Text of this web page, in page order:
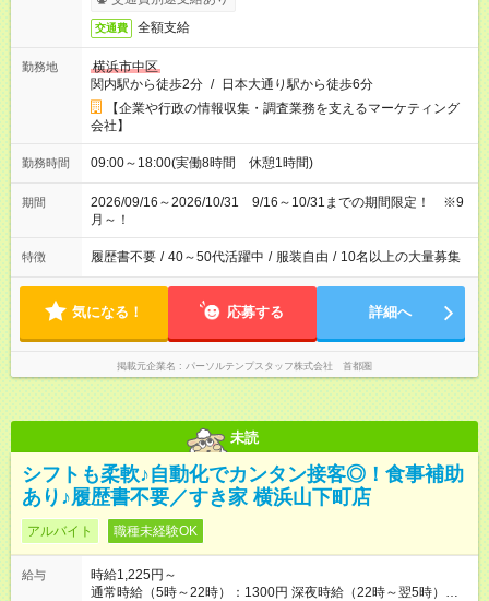
交通費 全額支給
勤務地
横浜市中区
関内駅から徒歩2分 / 日本大通り駅から徒歩6分
【企業や行政の情報収集・調査業務を支えるマーケティング
会社】
勤務時間 09:00～18:00(実働8時間 休憩1時間)
期間
2026/09/16～2026/10/31 9/16～10/31までの期間限定！ ※9
月～！
特徴 履歴書不要 / 40～50代活躍中 / 服装自由 / 10名以上の大量募集
気になる！ 応募する 詳細へ
掲載元企業名 パーソルテンプスタッフ株式会社 首都圏
未読
シフトも柔軟♪自動化でカンタン接客◎！食事補助
あり♪履歴書不要／すき家 横浜山下町店
アルバイト 職種未経験OK
給与
時給1,225円～
通常時給（5時～22時）：1300円 深夜時給（22時～翌5時）：